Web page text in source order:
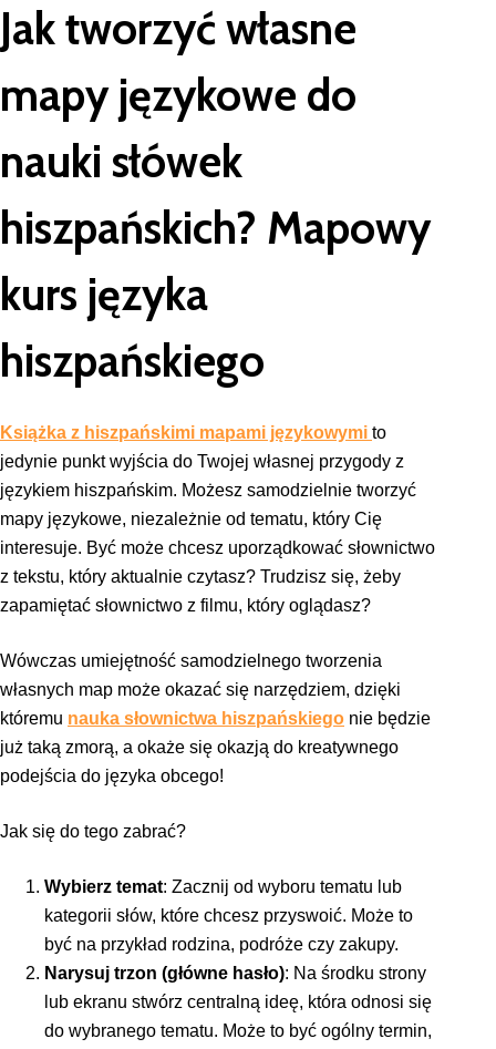
Jak tworzyć własne
mapy językowe do
nauki słówek
hiszpańskich? Mapowy
kurs języka
hiszpańskiego
Książka z hiszpańskimi mapami językowymi to
jedynie punkt wyjścia do Twojej własnej przygody z
językiem hiszpańskim. Możesz samodzielnie tworzyć
mapy językowe, niezależnie od tematu, który Cię
interesuje. Być może chcesz uporządkować słownictwo
z tekstu, który aktualnie czytasz? Trudzisz się, żeby
zapamiętać słownictwo z filmu, który oglądasz?
Wówczas umiejętność samodzielnego tworzenia
własnych map może okazać się narzędziem, dzięki
któremu nauka słownictwa hiszpańskiego nie będzie
już taką zmorą, a okaże się okazją do kreatywnego
podejścia do języka obcego!
Jak się do tego zabrać?
Wybierz temat: Zacznij od wyboru tematu lub
kategorii słów, które chcesz przyswoić. Może to
być na przykład rodzina, podróże czy zakupy.
Narysuj trzon (główne hasło): Na środku strony
lub ekranu stwórz centralną ideę, która odnosi się
do wybranego tematu. Może to być ogólny termin,